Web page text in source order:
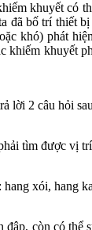
khuyết có
bố trí thiết
khó) phát
khiếm khuyết
lời 2 câu hỏi
tìm được vị
xói, hang
còn có